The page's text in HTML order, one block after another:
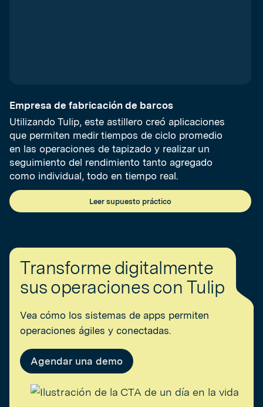
Empresa de fabricación de barcos
Utilizando Tulip, este astillero creó aplicaciones
que permiten medir tiempos de ciclo promedio
en las operaciones de tapizado y realizar un
seguimiento del rendimiento tanto agregado
como individual, todo en tiempo real.
Leer supuesto práctico
Transforme digitalmente
sus operaciones con Tulip
Vea cómo los sistemas de apps permiten
operaciones ágiles y conectadas.
Agendar una demo